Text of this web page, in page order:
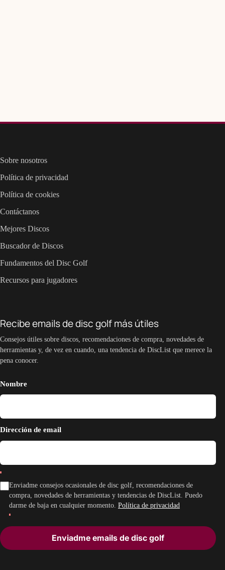
Sobre nosotros
Política de privacidad
Política de cookies
Contáctanos
Mejores Discos
Buscador de Discos
Fundamentos del Disc Golf
Recursos para jugadores
Recibe emails de disc golf más útiles
Consejos útiles sobre discos, recomendaciones de compra, novedades de
herramientas y, de vez en cuando, una tendencia de DiscList que merece la
pena conocer.
Nombre
Dirección de email
Enviadme consejos ocasionales de disc golf, recomendaciones de
compra, novedades de herramientas y tendencias de DiscList. Puedo
darme de baja en cualquier momento. Política de privacidad
Enviadme emails de disc golf